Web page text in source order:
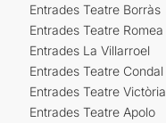
Entrades Teatre Borràs
Entrades Teatre Romea
Entrades La Villarroel
Entrades Teatre Condal
Entrades Teatre Victòria
Entrades Teatre Apolo